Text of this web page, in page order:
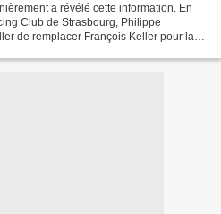
a révélé cette information. En
Club de Strasbourg, Philippe
de remplacer François Keller pour la